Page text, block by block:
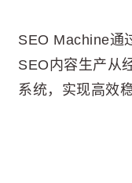
SEO Machine通
SEO内容生产从
系统，实现高效